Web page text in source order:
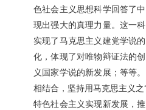
色社会主义思想科学回答了
现出强大的真理力量。这一
实现了马克思主义建党学说
化，体现了对唯物辩证法的
义国家学说的新发展；等等
相结合，坚持用马克思主义
特色社会主义实现新发展，